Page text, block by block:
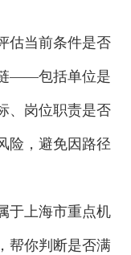
当前条件是否
——包括单位是
、岗位职责是否
险，避免因路径
上海市重点机
帮你判断是否满